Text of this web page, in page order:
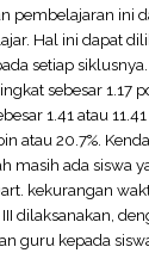
pembelajaran ini
Hal ini dapat
setiap siklusnya.
sebesar 1.17
1.41 atau
atau 20.7%.
masih ada siswa
kekurangan
dilaksanakan,
guru kepada